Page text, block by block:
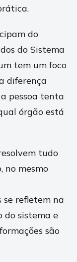
do
do Sistema
tem um foco
diferença
pessoa tenta
órgão está
tudo
no mesmo
refletem na
do sistema e
são